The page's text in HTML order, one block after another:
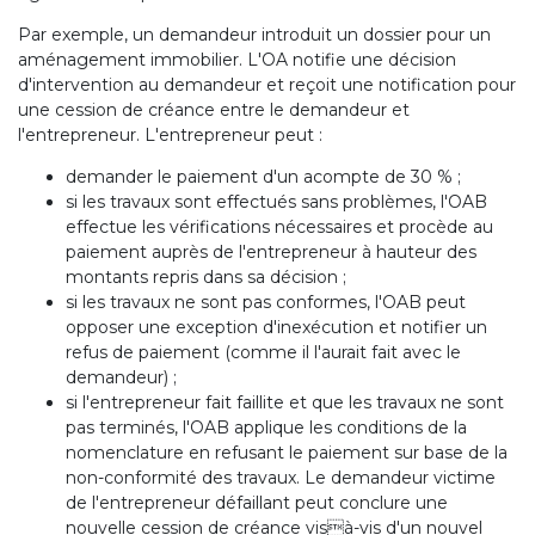
Par exemple, un demandeur introduit un dossier pour un
aménagement immobilier. L'OA notifie une décision
d'intervention au demandeur et reçoit une notification pour
une cession de créance entre le demandeur et
l'entrepreneur. L'entrepreneur peut :
demander le paiement d'un acompte de 30 % ;
si les travaux sont effectués sans problèmes, l'OAB
effectue les vérifications nécessaires et procède au
paiement auprès de l'entrepreneur à hauteur des
montants repris dans sa décision ;
si les travaux ne sont pas conformes, l'OAB peut
opposer une exception d'inexécution et notifier un
refus de paiement (comme il l'aurait fait avec le
demandeur) ;
si l'entrepreneur fait faillite et que les travaux ne sont
pas terminés, l'OAB applique les conditions de la
nomenclature en refusant le paiement sur base de la
non-conformité des travaux. Le demandeur victime
de l'entrepreneur défaillant peut conclure une
nouvelle cession de créance visà-vis d'un nouvel